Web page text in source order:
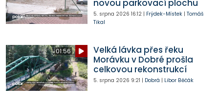
novou parkovací plochu
5. srpna 2026 16:12| Frýdek-Místek| Tomáš
Tikal
01:56
Velká lávka přes řeku
Morávku v Dobré prošla
celkovou rekonstrukcí
5. srpna 2026 9:21 | Dobrá | Libor Běčák